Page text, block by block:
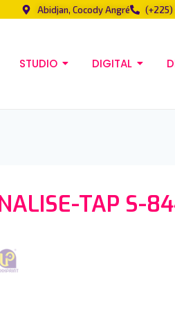
Abidjan, Cocody Angré (+225)
STUDIO DIGITAL
TAP S-